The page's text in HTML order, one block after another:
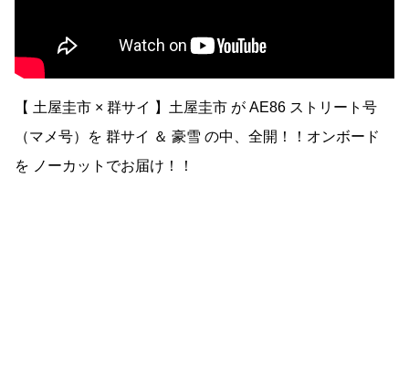
【 土屋圭市 × 群サイ 】土屋圭市 が AE86 ストリート号
（マメ号）を 群サイ ＆ 豪雪 の中、全開！！オンボード
を ノーカットでお届け！！